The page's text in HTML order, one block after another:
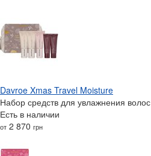
Davroe Xmas Travel Moisture
Набор средств для увлажнения волос
Есть в наличии
от 2 870 грн